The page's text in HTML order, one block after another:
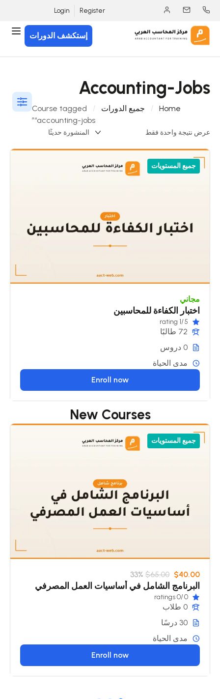
Register
Login
إستكشف الدورات
Accounting-Jobs
Home جميع الدورات
Course tagged
“accounting-jobs”
عرض نتيجة واحدة فقط
جميع المستويات
مجاني
اختبار الكفاءة للمحاسبين
5
/1 rating
72 طالبًا
0 دروس
مدى الحياة
Enroll now
New Courses
جميع المستويات
$65.00 $40.00
33%
البرنامج الشامل في أساسيات العمل المصرفي
0
/0 ratings
0 طلاب
30 درسًا
مدى الحياة
Enroll now